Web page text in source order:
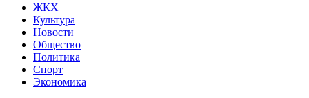
ЖКХ
Культура
Новости
Общество
Политика
Спорт
Экономика